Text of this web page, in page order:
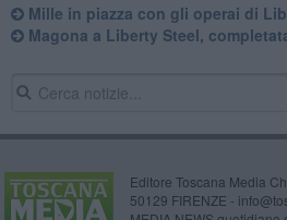
Mille in piazza con gli operai di
Magona a Liberty Steel,
Editore Toscana Media
50129 FIRENZE -